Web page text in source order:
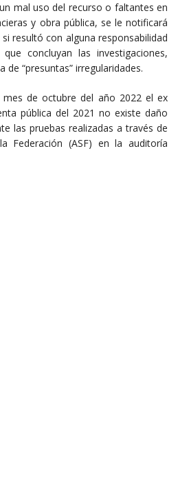
mal uso del recurso o faltantes en
y obra pública, se le notificará
resultó con alguna responsabilidad
concluyan las investigaciones,
“presuntas” irregularidades.
de octubre del año 2022 el ex
pública del 2021 no existe daño
las pruebas realizadas a través de
Federación (ASF) en la auditoría